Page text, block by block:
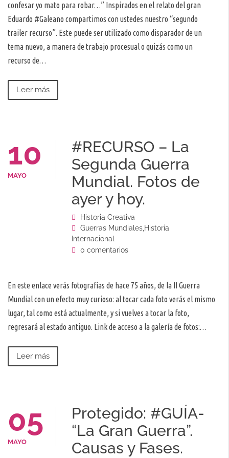
confesar yo mato para robar…” Inspirados en el relato del gran
Eduardo #Galeano compartimos con ustedes nuestro “segundo
trailer recurso”. Este puede ser utilizado como disparador de un
tema nuevo, a manera de trabajo procesual o quizás como un
recurso de…
Leer más
10
MAYO
#RECURSO – La
Segunda Guerra
Mundial. Fotos de
ayer y hoy.
Historia Creativa
Guerras Mundiales,Historia
Internacional
0 comentarios
En este enlace verás fotografías de hace 75 años, de la II Guerra
Mundial con un efecto muy curioso: al tocar cada foto verás el mismo
lugar, tal como está actualmente, y si vuelves a tocar la foto,
regresará al estado antiguo. Link de acceso a la galería de fotos:…
Leer más
05
MAYO
Protegido: #GUÍA-
“La Gran Guerra”.
Causas y Fases.